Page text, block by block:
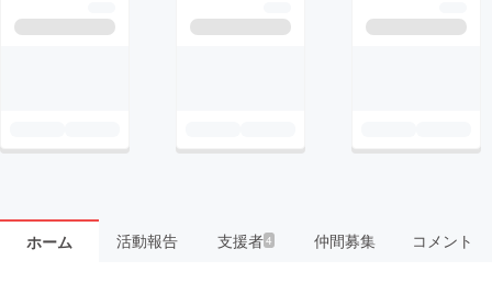
ホーム 活動報告 支援者4 仲間募集 コメント